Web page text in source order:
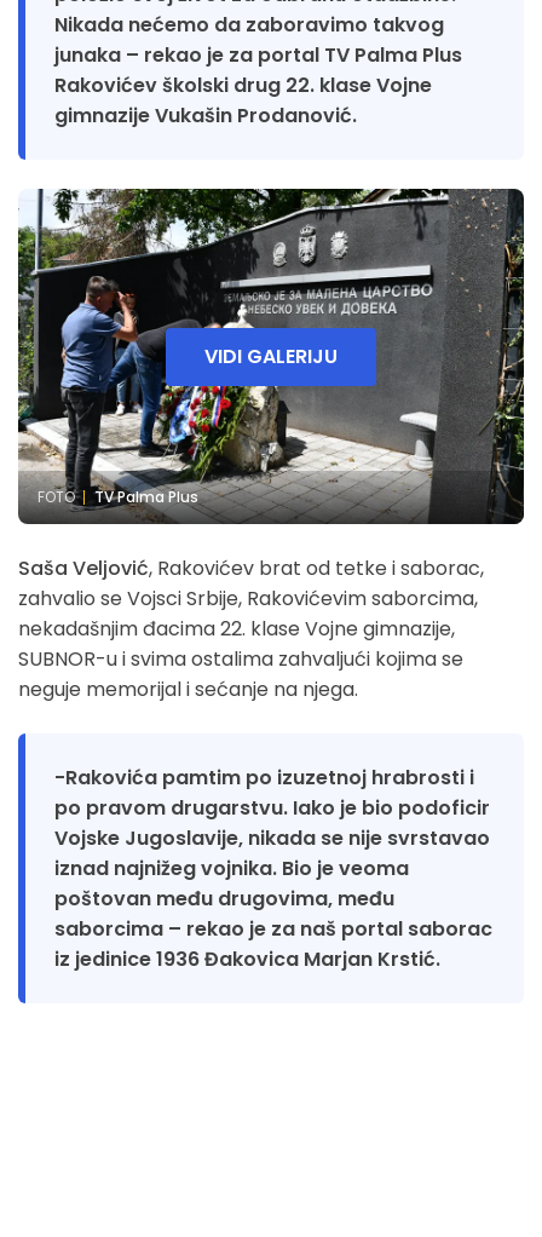
Nikada nećemo da zaboravimo takvog
junaka – rekao je za portal TV Palma Plus
Rakovićev školski drug 22. klase Vojne
gimnazije Vukašin Prodanović.
FOTO TV Palma Plus
VIDI GALERIJU
Saša Veljović, Rakovićev brat od tetke i saborac,
zahvalio se Vojsci Srbije, Rakovićevim saborcima,
nekadašnjim đacima 22. klase Vojne gimnazije,
SUBNOR-u i svima ostalima zahvaljući kojima se
neguje memorijal i sećanje na njega.
-Rakovića pamtim po izuzetnoj hrabrosti i
po pravom drugarstvu. Iako je bio podoficir
Vojske Jugoslavije, nikada se nije svrstavao
iznad najnižeg vojnika. Bio je veoma
poštovan među drugovima, među
saborcima – rekao je za naš portal saborac
iz jedinice 1936 Đakovica Marjan Krstić.